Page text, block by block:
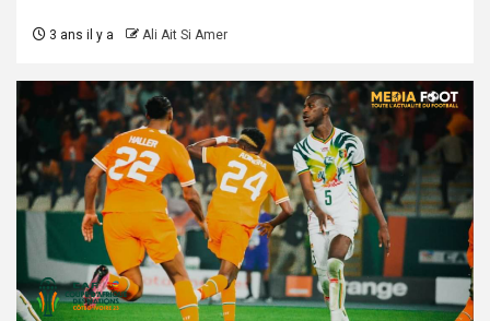
3 ans il y a Ali Ait Si Amer